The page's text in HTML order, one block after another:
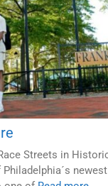
Streets in
Philadelphia´s